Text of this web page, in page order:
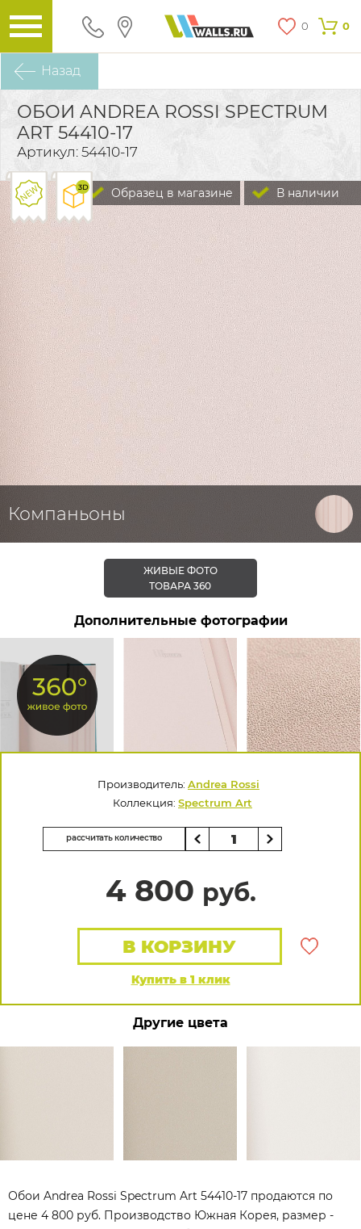
0 0
Назад
ОБОИ ANDREA ROSSI SPECTRUM
ART 54410-17
Артикул: 54410-17
В наличии
Образец в магазине
Компаньоны
ЖИВЫЕ ФОТО
ТОВАРА 360
Дополнительные фотографии
Производитель: Andrea Rossi
Коллекция: Spectrum Art
рассчитать количество
4 800 руб.
Купить в 1 клик
В КОРЗИНУ
Другие цвета
Обои Andrea Rossi Spectrum Art 54410-17 продаются по
цене 4 800 руб. Производство Южная Корея, размер -